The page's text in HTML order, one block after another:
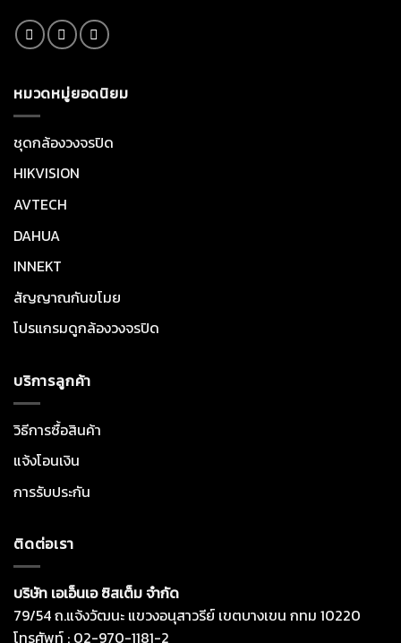
หมวดหมู่ยอดนิยม
ชุดกล้องวงจรปิด
HIKVISION
AVTECH
DAHUA
INNEKT
สัญญาณกันขโมย
โปรแกรมดูกล้องวงจรปิด
บริการลูกค้า
วิธีการซื้อสินค้า
แจ้งโอนเงิน
การรับประกัน
ติดต่อเรา
บริษัท เอเอ็นเอ ซิสเต็ม จำกัด
79/54 ถ.แจ้งวัฒนะ แขวงอนุสาวรีย์ เขตบางเขน กทม 10220
โทรศัพท์ : 02-970-1181-2